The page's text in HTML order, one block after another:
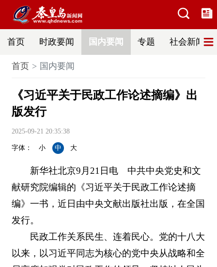
首页 时政要闻 国内要闻 专题 社会新闻
首页 国内要闻
《习近平关于民政工作论述摘编》出
版发行
2025-09-21 20:35:38
字体： 小 中 大
新华社北京9月21日电 中共中央党史和文
献研究院编辑的《习近平关于民政工作论述摘
编》一书，近日由中央文献出版社出版，在全国
发行。
民政工作关系民生、连着民心。党的十八大
以来，以习近平同志为核心的党中央从战略和全